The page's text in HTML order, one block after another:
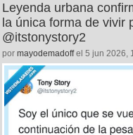
Leyenda urbana
la única forma de vivir
@itstonystory2
por mayodemadoffel 5 jun 2026,